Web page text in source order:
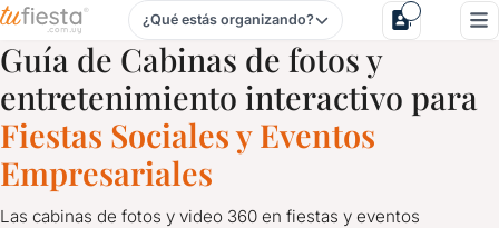
Cabinas de fotos y entretenimiento interactivo para Fiestas
¿Qué estás organizando?
Guía de Cabinas de fotos y
entretenimiento interactivo para
Fiestas Sociales y Eventos
Empresariales
Las cabinas de fotos y video 360 en fiestas y eventos